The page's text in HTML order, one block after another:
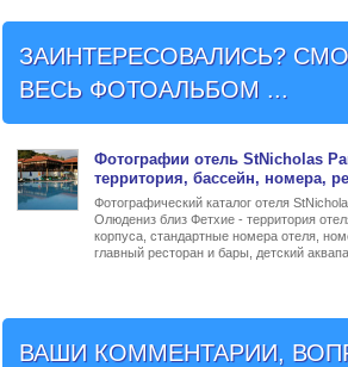
ЗАИНТЕРЕСОВАЛИСЬ?
ВЕСЬ ФОТОАЛЬБОМ ...
Фотографии отель StNicholas
территория, бассейн, номера,
Фотографический каталог отеля
Олюдениз близ Фетхие - территория
корпуса, стандартные номера отеля,
главный ресторан и бары, детский
ВАШИ КОММЕНТАРИИ,